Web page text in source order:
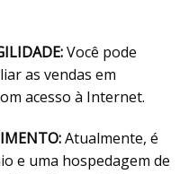
Você pode
as vendas em
acesso à Internet.
Atualmente, é
e uma hospedagem de